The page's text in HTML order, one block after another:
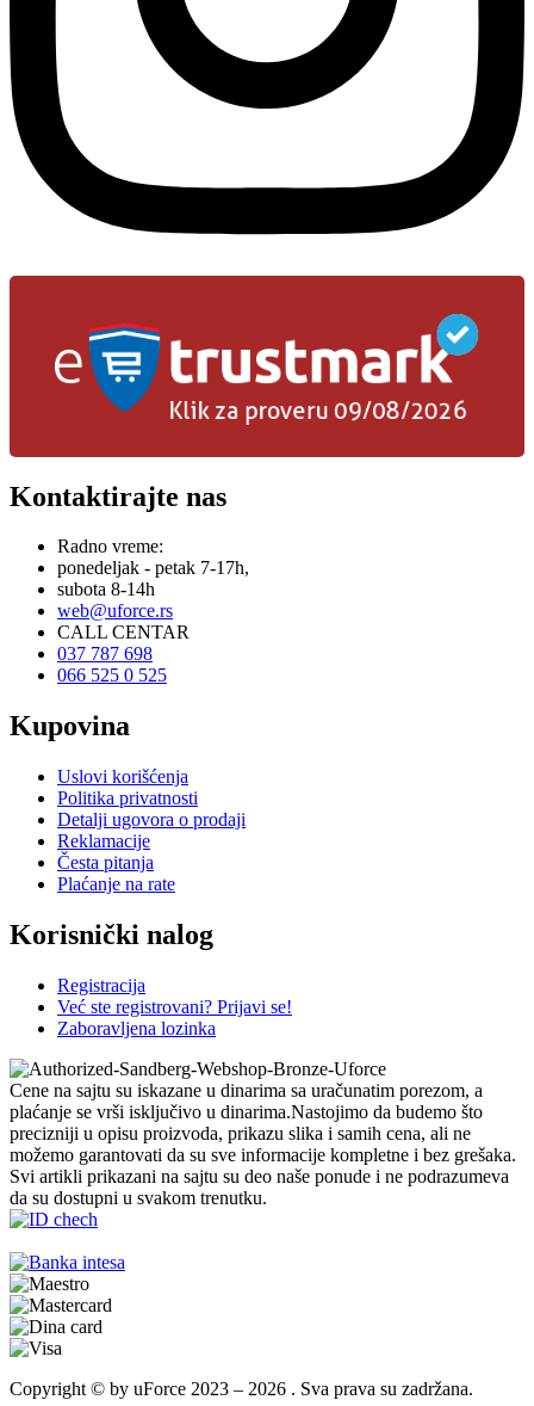
Kontaktirajte nas
Radno vreme:
ponedeljak - petak 7-17h,
subota 8-14h
web@uforce.rs
CALL CENTAR
037 787 698
066 525 0 525
Kupovina
Uslovi korišćenja
Politika privatnosti
Detalji ugovora o prodaji
Reklamacije
Česta pitanja
Plaćanje na rate
Korisnički nalog
Registracija
Već ste registrovani? Prijavi se!
Zaboravljena lozinka
Cene na sajtu su iskazane u dinarima sa uračunatim porezom, a
plaćanje se vrši isključivo u dinarima.Nastojimo da budemo što
precizniji u opisu proizvoda, prikazu slika i samih cena, ali ne
možemo garantovati da su sve informacije kompletne i bez grešaka.
Svi artikli prikazani na sajtu su deo naše ponude i ne podrazumeva
da su dostupni u svakom trenutku.
Copyright © by uForce 2023 – 2026 . Sva prava su zadržana.